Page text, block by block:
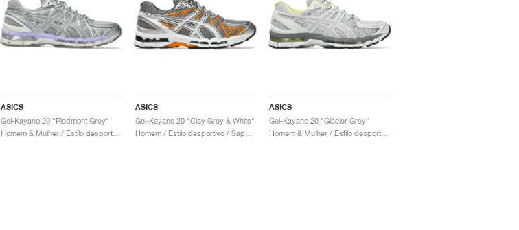
ASICS
Gel-Kayano 20 "Piedmont Grey"
Homem & Mulher / Estilo desportivo / Sapatos
ASICS
Gel-Kayano 20 "Clay Grey & White"
ASICS
Gel-Kayano 20 "Glacier Grey"